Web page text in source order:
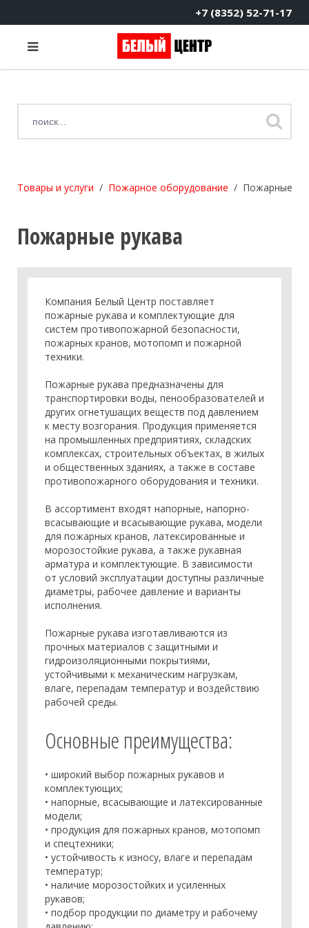
+7 (8352) 52-71-17
Товары и услуги Пожарное оборудование Пожарные
Пожарные рукава
Компания Белый Центр поставляет
пожарные рукава и комплектующие для
систем противопожарной безопасности,
пожарных кранов, мотопомп и пожарной
техники.
Пожарные рукава предназначены для
транспортировки воды, пенообразователей и
других огнетушащих веществ под давлением
к месту возгорания. Продукция применяется
на промышленных предприятиях, складских
комплексах, строительных объектах, в жилых
и общественных зданиях, а также в составе
противопожарного оборудования и техники.
В ассортимент входят напорные, напорно-
всасывающие и всасывающие рукава, модели
для пожарных кранов, латексированные и
морозостойкие рукава, а также рукавная
арматура и комплектующие. В зависимости
от условий эксплуатации доступны различные
диаметры, рабочее давление и варианты
исполнения.
Пожарные рукава изготавливаются из
прочных материалов с защитными и
гидроизоляционными покрытиями,
устойчивыми к механическим нагрузкам,
влаге, перепадам температур и воздействию
рабочей среды.
Основные преимущества:
• широкий выбор пожарных рукавов и
комплектующих;
• напорные, всасывающие и латексированные
модели;
• продукция для пожарных кранов, мотопомп
и спецтехники;
• устойчивость к износу, влаге и перепадам
температур;
• наличие морозостойких и усиленных
рукавов;
• подбор продукции по диаметру и рабочему